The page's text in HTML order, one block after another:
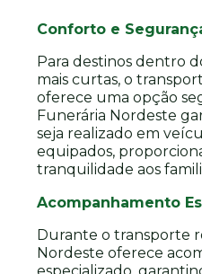
Conforto e
Para destinos dentro
mais curtas, o
oferece uma opção
Funerária Nordeste
seja realizado em
equipados,
tranquilidade aos
Acompanhamento
Durante o transporte
Nordeste oferece